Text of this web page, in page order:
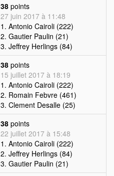
38 points
27 juin 2017 à 11:48
1. Antonio Cairoli (222)
2. Gautier Paulin (21)
3. Jeffrey Herlings (84)
38 points
15 juillet 2017 à 18:19
1. Antonio Cairoli (222)
2. Romain Febvre (461)
3. Clement Desalle (25)
38 points
22 juillet 2017 à 15:48
1. Antonio Cairoli (222)
2. Jeffrey Herlings (84)
3. Gautier Paulin (21)